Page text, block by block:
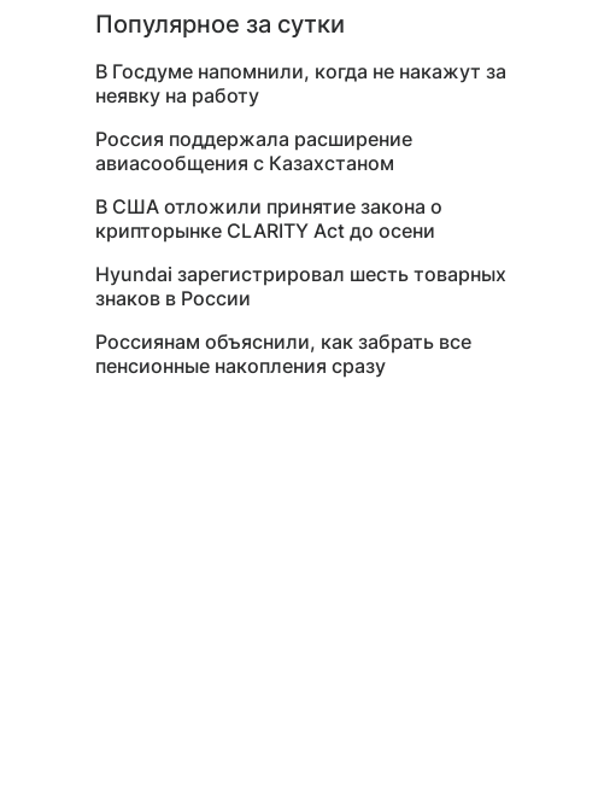
Популярное за сутки
В Госдуме напомнили, когда не накажут за
неявку на работу
Россия поддержала расширение
авиасообщения с Казахстаном
В США отложили принятие закона о
крипторынке CLARITY Act до осени
Hyundai зарегистрировал шесть товарных
знаков в России
Россиянам объяснили, как забрать все
пенсионные накопления сразу